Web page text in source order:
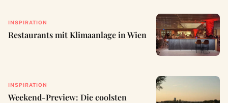
INSPIRATION
Restaurants mit Klimaanlage in Wien
INSPIRATION
Weekend-Preview: Die coolsten